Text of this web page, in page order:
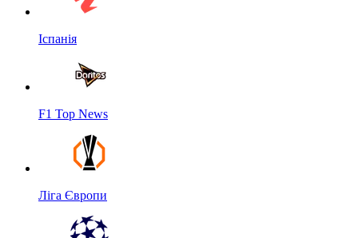
Іспанія
F1 Top News
Ліга Європи